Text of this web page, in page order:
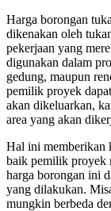
Harga borongan
dikenakan oleh
pekerjaan yang
digunakan dalam
gedung, maupun
pemilik proyek
akan dikeluarkan,
area yang akan
Hal ini memberikan
baik pemilik proyek
harga borongan ini
yang dilakukan.
mungkin berbeda